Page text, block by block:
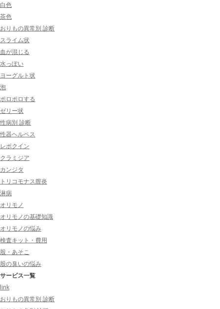
白色
茶色
おりもの異常別 診断
スライム状
血が混じる
水っぽい
ヨーグルト状
泡
ポロポロする
ゼリー状
性病別 診断
性器ヘルペス
レボクイン
クラミジア
カンジタ
トリコモナス膣炎
淋病
オリモノ
オリモノの基礎知識
オリモノの悩み
検査キット・費用
股・あそこ
股の臭いの悩み
サービス一覧
link
おりもの異常別 診断